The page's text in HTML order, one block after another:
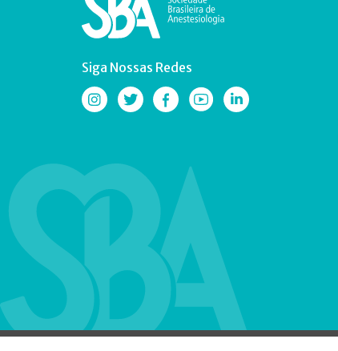
Siga Nossas Redes